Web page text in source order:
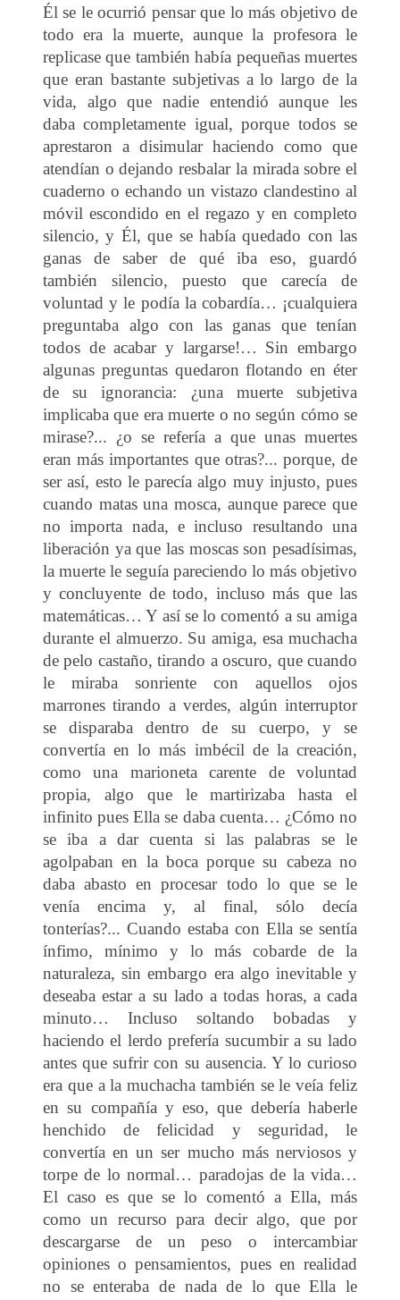
Él se le ocurrió pensar que lo más objetivo de
todo era la muerte, aunque la profesora le
replicase que también había pequeñas muertes
que eran bastante subjetivas a lo largo de la
vida, algo que nadie entendió aunque les
daba completamente igual, porque todos se
aprestaron a disimular haciendo como que
atendían o dejando resbalar la mirada sobre el
cuaderno o echando un vistazo clandestino al
móvil escondido en el regazo y en completo
silencio, y Él, que se había quedado con las
ganas de saber de qué iba eso, guardó
también silencio, puesto que carecía de
voluntad y le podía la cobardía… ¡cualquiera
preguntaba algo con las ganas que tenían
todos de acabar y largarse!… Sin embargo
algunas preguntas quedaron flotando en éter
de su ignorancia: ¿una muerte subjetiva
implicaba que era muerte o no según cómo se
mirase?... ¿o se refería a que unas muertes
eran más importantes que otras?... porque, de
ser así, esto le parecía algo muy injusto, pues
cuando matas una mosca, aunque parece que
no importa nada, e incluso resultando una
liberación ya que las moscas son pesadísimas,
la muerte le seguía pareciendo lo más objetivo
y concluyente de todo, incluso más que las
matemáticas… Y así se lo comentó a su amiga
durante el almuerzo. Su amiga, esa muchacha
de pelo castaño, tirando a oscuro, que cuando
le miraba sonriente con aquellos ojos
marrones tirando a verdes, algún interruptor
se disparaba dentro de su cuerpo, y se
convertía en lo más imbécil de la creación,
como una marioneta carente de voluntad
propia, algo que le martirizaba hasta el
infinito pues Ella se daba cuenta… ¿Cómo no
se iba a dar cuenta si las palabras se le
agolpaban en la boca porque su cabeza no
daba abasto en procesar todo lo que se le
venía encima y, al final, sólo decía
tonterías?... Cuando estaba con Ella se sentía
ínfimo, mínimo y lo más cobarde de la
naturaleza, sin embargo era algo inevitable y
deseaba estar a su lado a todas horas, a cada
minuto… Incluso soltando bobadas y
haciendo el lerdo prefería sucumbir a su lado
antes que sufrir con su ausencia. Y lo curioso
era que a la muchacha también se le veía feliz
en su compañía y eso, que debería haberle
henchido de felicidad y seguridad, le
convertía en un ser mucho más nerviosos y
torpe de lo normal… paradojas de la vida…
El caso es que se lo comentó a Ella, más
como un recurso para decir algo, que por
descargarse de un peso o intercambiar
opiniones o pensamientos, pues en realidad
no se enteraba de nada de lo que Ella le